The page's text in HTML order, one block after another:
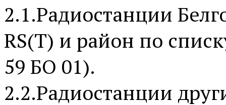
2.1.Радиостанции
RS(T) и район по
59 БО 01).
2.2.Радиостанции